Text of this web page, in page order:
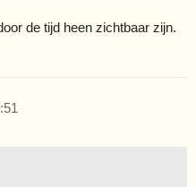
de tijd heen zichtbaar zijn.